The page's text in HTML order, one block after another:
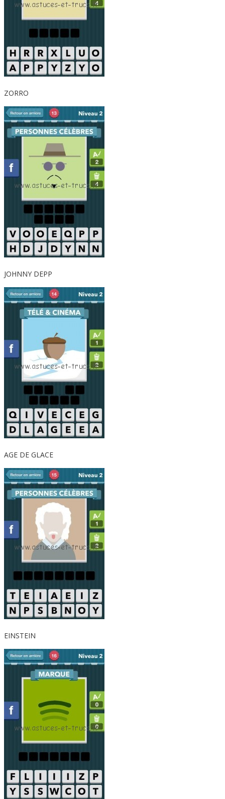
ZORRO
JOHNNY DEPP
AGE DE GLACE
EINSTEIN